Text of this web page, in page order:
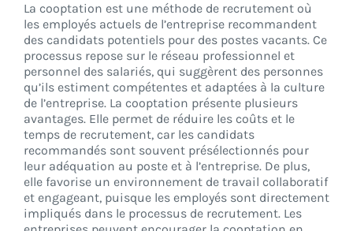
Support
CONNEXION
La cooptation est une méthode de recrutement où
les employés actuels de l’entreprise recommandent
des candidats potentiels pour des postes vacants. Ce
processus repose sur le réseau professionnel et
personnel des salariés, qui suggèrent des personnes
qu’ils estiment compétentes et adaptées à la culture
de l’entreprise. La cooptation présente plusieurs
avantages. Elle permet de réduire les coûts et le
temps de recrutement, car les candidats
recommandés sont souvent présélectionnés pour
leur adéquation au poste et à l’entreprise. De plus,
elle favorise un environnement de travail collaboratif
et engageant, puisque les employés sont directement
impliqués dans le processus de recrutement. Les